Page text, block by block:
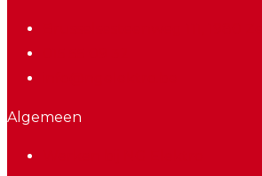
Algemeen